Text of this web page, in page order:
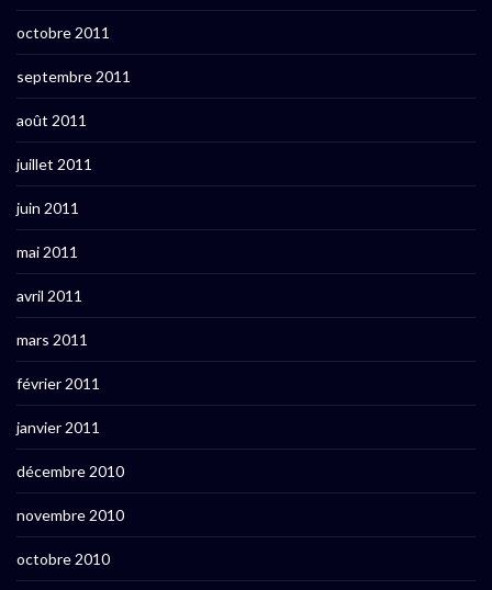
octobre 2011
septembre 2011
août 2011
juillet 2011
juin 2011
mai 2011
avril 2011
mars 2011
février 2011
janvier 2011
décembre 2010
novembre 2010
octobre 2010